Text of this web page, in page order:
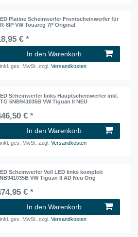
Platine Scheinwerfer Frontscheinwerfer für
8IP VW Touareg 7P Original
€ *
In den Warenkorb
inkl. ges. MwSt. zzgl.Versandkosten
Scheinwerfer links Hauptscheinwerfer inkl.
5NB941035B VW Tiguan II NEU
€ *
In den Warenkorb
inkl. ges. MwSt. zzgl.Versandkosten
Scheinwerfer Voll LED links komplett
VW Tiguan II AD Neu Orig
€ *
In den Warenkorb
inkl. ges. MwSt. zzgl.Versandkosten